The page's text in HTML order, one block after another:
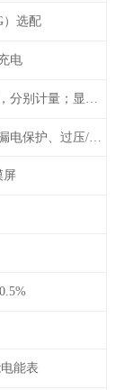
）选配
电
保护功能 短路保护、漏电保护、过压/欠压保护、过流保护、过温保护、蓄电池反接保护、过充保护
屏
能表